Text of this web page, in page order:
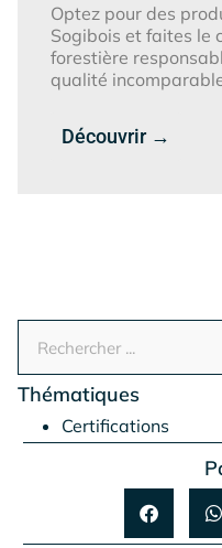
Optez pour des
Sogibois et faites le
forestière
qualité
Découvrir →
Thématiques
Certifications